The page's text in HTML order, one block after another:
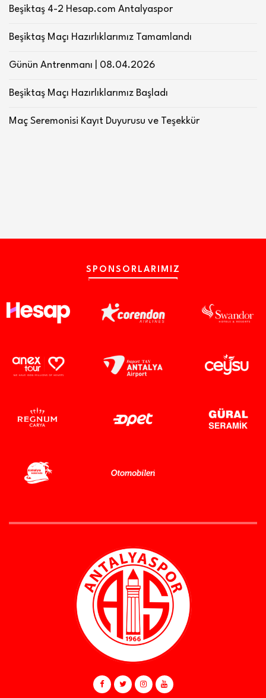
Beşiktaş 4-2 Hesap.com Antalyaspor
Beşiktaş Maçı Hazırlıklarımız Tamamlandı
Günün Antrenmanı | 08.04.2026
Beşiktaş Maçı Hazırlıklarımız Başladı
Maç Seremonisi Kayıt Duyurusu ve Teşekkür
SPONSORLARIMIZ